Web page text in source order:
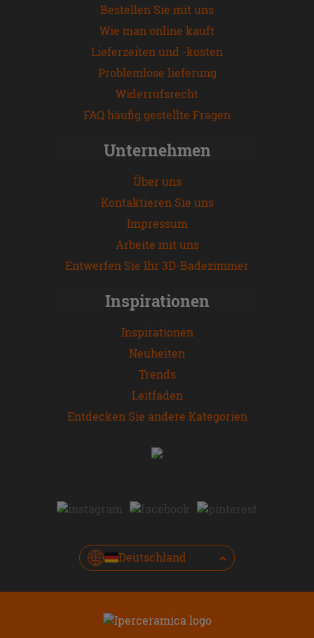
Bestellen Sie mit uns
Wie man online kauft
Lieferzeiten und -kosten
Problemlose lieferung
Widerrufsrecht
FAQ häufig gestellte Fragen
Unternehmen
Über uns
Kontaktieren Sie uns
Impressum
Arbeite mit uns
Entwerfen Sie Ihr 3D-Badezimmer
Inspirationen
Inspirationen
Neuheiten
Trends
Leitfaden
Entdecken Sie andere Kategorien
Deutschland